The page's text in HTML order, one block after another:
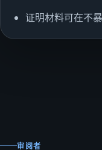
证明材料可在不
审阅者